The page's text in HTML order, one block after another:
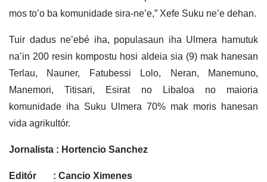
mos to’o ba komunidade sira-ne’e,” Xefe Suku ne’e dehan.
Tuir dadus ne’ebé iha, populasaun iha Ulmera hamutuk
na’in 200 resin kompostu hosi aldeia sia (9) mak hanesan
Terlau, Nauner, Fatubessi Lolo, Neran, Manemuno,
Manemori, Titisari, Esirat no Libaloa no maioria
komunidade iha Suku Ulmera 70% mak moris hanesan
vida agrikultór.
Jornalista : Hortencio Sanchez
Editór : Cancio Ximenes